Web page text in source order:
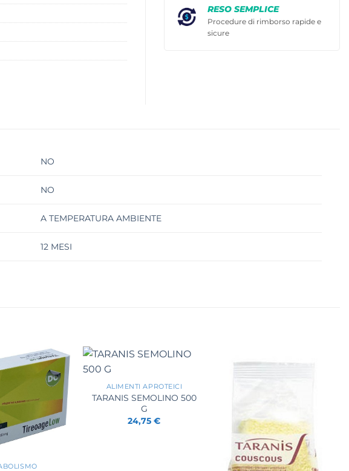
RESO SEMPLICE
Procedure di rimborso rapide e
sicure
NO
NO
A TEMPERATURA AMBIENTE
12 MESI
+
ALIMENTI APROTEICI
TARANIS SEMOLINO 500
G
24,75€